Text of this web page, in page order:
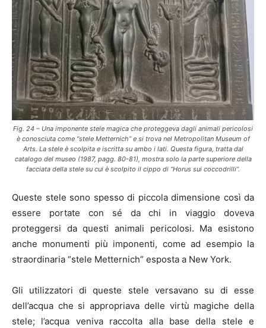
Fig. 24 – Una imponente stele magica che proteggeva dagli animali pericolosi
è conosciuta come “stele Metternich” e si trova nel Metropolitan Museum of
Arts. La stele è scolpita e iscritta su ambo i lati. Questa figura, tratta dal
catalogo del museo (1987, pagg. 80-81), mostra solo la parte superiore della
facciata della stele su cui è scolpito il cippo di “Horus sui coccodrilli”.
Queste stele sono spesso di piccola dimensione così da
essere portate con sé da chi in viaggio doveva
proteggersi da questi animali pericolosi. Ma esistono
anche monumenti più imponenti, come ad esempio la
straordinaria “stele Metternich” esposta a New York.
Gli utilizzatori di queste stele versavano su di esse
dell’acqua che si appropriava delle virtù magiche della
stele; l’acqua veniva raccolta alla base della stele e